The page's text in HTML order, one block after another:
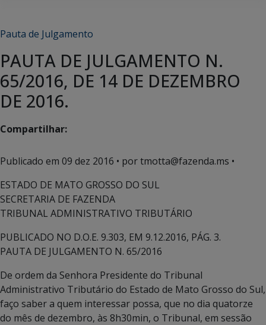
Pauta de Julgamento
PAUTA DE JULGAMENTO N.
65/2016, DE 14 DE DEZEMBRO
DE 2016.
Compartilhar:
Publicado em 09 dez 2016 • por tmotta@fazenda.ms •
ESTADO DE MATO GROSSO DO SUL
SECRETARIA DE FAZENDA
TRIBUNAL ADMINISTRATIVO TRIBUTÁRIO
PUBLICADO NO D.O.E. 9.303, EM 9.12.2016, PÁG. 3.
PAUTA DE JULGAMENTO N. 65/2016
De ordem da Senhora Presidente do Tribunal
Administrativo Tributário do Estado de Mato Grosso do Sul,
faço saber a quem interessar possa, que no dia quatorze
do mês de dezembro, às 8h30min, o Tribunal, em sessão